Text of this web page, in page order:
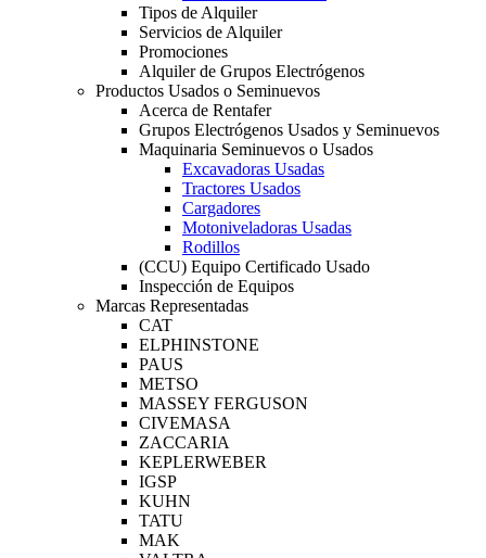
Tipos de Alquiler
Servicios de Alquiler
Promociones
Alquiler de Grupos Electrógenos
Productos Usados o Seminuevos
Acerca de Rentafer
Grupos Electrógenos Usados y Seminuevos
Maquinaria Seminuevos o Usados
Excavadoras Usadas
Tractores Usados
Cargadores
Motoniveladoras Usadas
Rodillos
(CCU) Equipo Certificado Usado
Inspección de Equipos
Marcas Representadas
CAT
ELPHINSTONE
PAUS
METSO
MASSEY FERGUSON
CIVEMASA
ZACCARIA
KEPLERWEBER
IGSP
KUHN
TATU
MAK